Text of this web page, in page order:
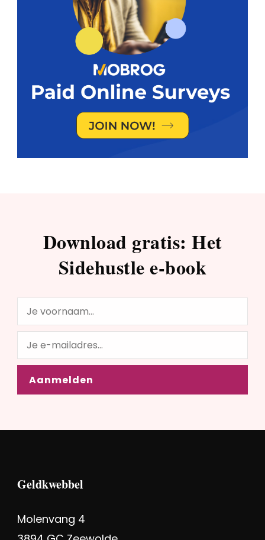
Download gratis: Het
Sidehustle e-book
Geldkwebbel
Molenvang 4